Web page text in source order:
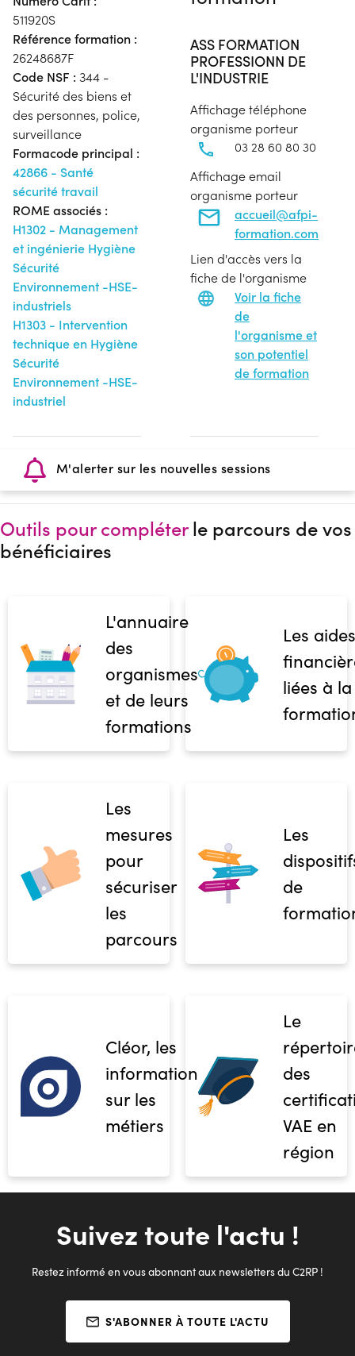
511920S
Référence formation :
26248687F
Code NSF : 344 -
Sécurité des biens et
des personnes, police,
surveillance
Formacode principal :
42866 - Santé
sécurité travail
ROME associés :
H1302 - Management
et ingénierie Hygiène
Sécurité
Environnement -HSE-
industriels
H1303 - Intervention
technique en Hygiène
Sécurité
Environnement -HSE-
industriel
ASS FORMATION
PROFESSIONN DE
L'INDUSTRIE
Affichage téléphone
organisme porteur
03 28 60 80 30
Affichage email
organisme porteur
accueil@afpi-
formation.com
Lien d'accès vers la
fiche de l'organisme
Voir la fiche
de
l'organisme et
son potentiel
de formation
M'alerter sur les nouvelles sessions
Outils pour compléterle parcours de vos
bénéficiaires
L'annuaire
des
organismes
et de leurs
formations
Les aides
liées à la
Les
mesures
pour
sécuriser
les
parcours
Les
de
Cléor, les
informations
sur les
métiers
Le
des
VAE en
région
Suivez toute l'actu !
Restez informé en vous abonnant aux newsletters du C2RP !
S'ABONNER À TOUTE L'ACTU